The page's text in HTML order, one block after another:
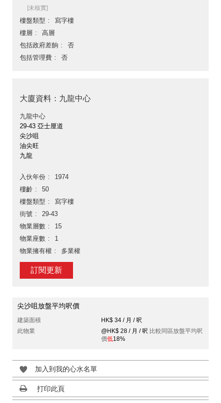
[未核實]
樓盤類型
寫字樓
樓層
高層
包括政府差餉
否
包括管理費
否
大廈資料：九龍中心
九龍中心
29-43 亞士厘道
尖沙咀
油尖旺
九龍
入伙年份
1974
樓齡
50
樓盤類型
寫字樓
街號
29-43
物業層數
15
物業座數
1
物業擁有權
多業權
訂閱更新
尖沙咀放盤平均呎價
建築面積
HK$ 34 / 月 / 呎
此物業
@HK$ 28 / 月 / 呎 比較同區放盤平均呎
價低18%
加入到我的心水名單
打印此頁